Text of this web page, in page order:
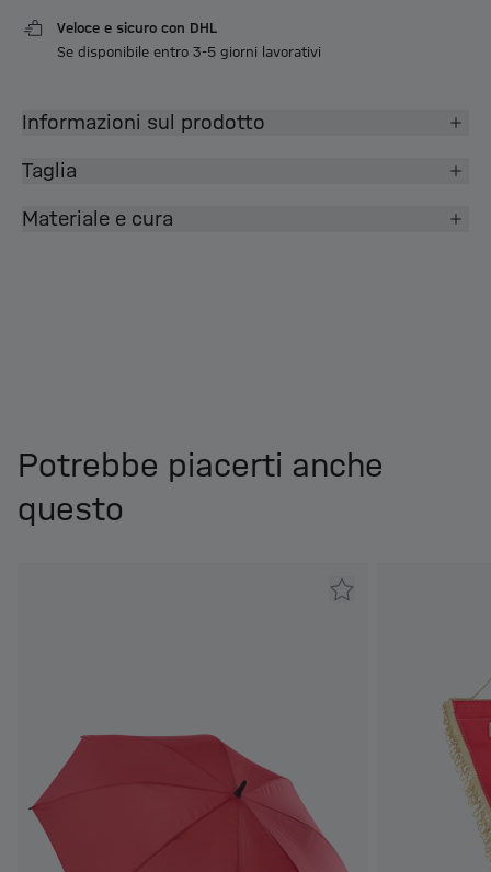
Veloce e sicuro con DHL
Se disponibile entro 3-5 giorni lavorativi
Informazioni sul prodotto
Taglia
Materiale e cura
Potrebbe piacerti anche
questo